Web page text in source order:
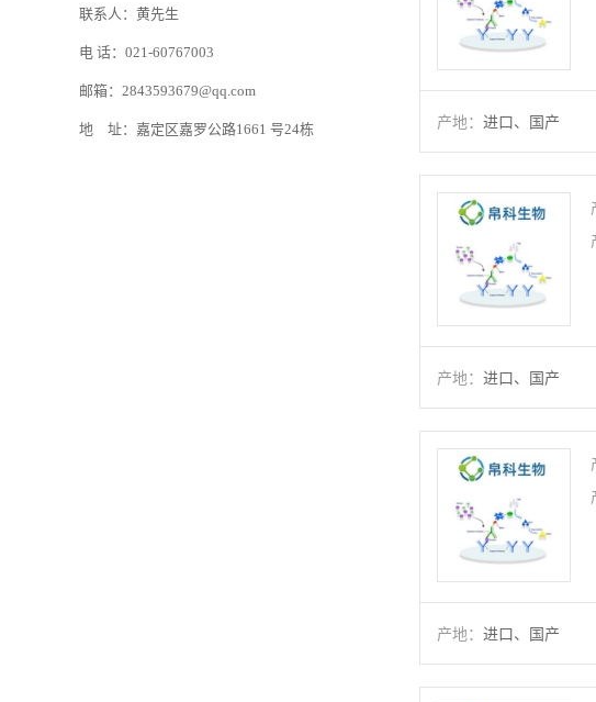
联系人：黄先生
电 话：021-60767003
邮箱：2843593679@qq.com
地 址：嘉定区嘉罗公路1661 号24栋 产地： 进口、国产
产地： 进口、国产
产地： 进口、国产